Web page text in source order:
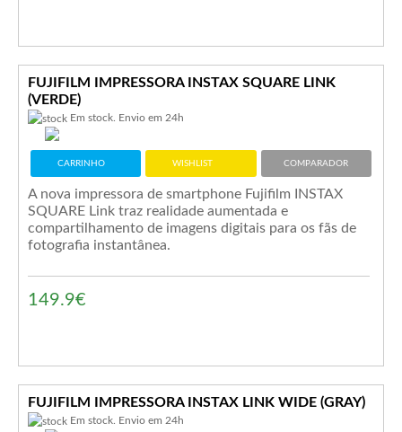
FUJIFILM IMPRESSORA INSTAX SQUARE LINK
(VERDE)
Em stock. Envio em 24h
CARRINHO WISHLIST COMPARADOR
A nova impressora de smartphone Fujifilm INSTAX
SQUARE Link traz realidade aumentada e
compartilhamento de imagens digitais para os fãs de
fotografia instantânea.
149.9€
FUJIFILM IMPRESSORA INSTAX LINK WIDE (GRAY)
Em stock. Envio em 24h